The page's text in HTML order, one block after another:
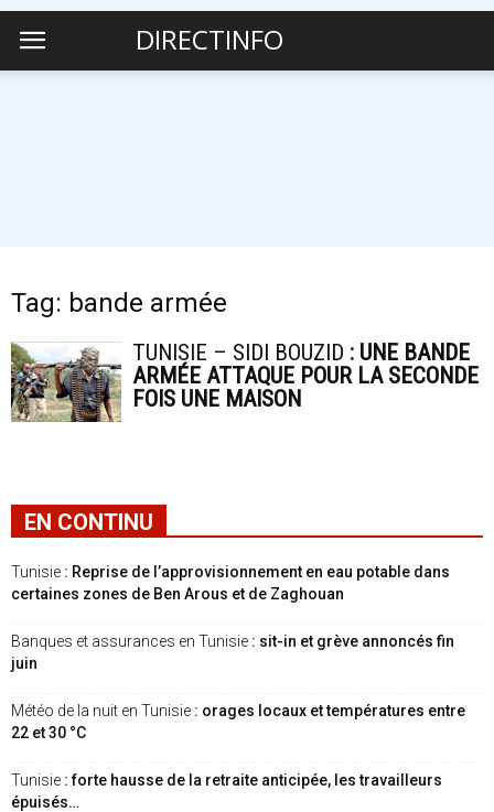
DIRECTINFO
Tag: bande armée
TUNISIE – SIDI BOUZID : UNE BANDE
ARMÉE ATTAQUE POUR LA SECONDE
FOIS UNE MAISON
EN CONTINU
Tunisie : Reprise de l’approvisionnement en eau potable dans
certaines zones de Ben Arous et de Zaghouan
Banques et assurances en Tunisie : sit-in et grève annoncés fin
juin
Météo de la nuit en Tunisie : orages locaux et températures entre
22 et 30 °C
Tunisie : forte hausse de la retraite anticipée, les travailleurs
épuisés…